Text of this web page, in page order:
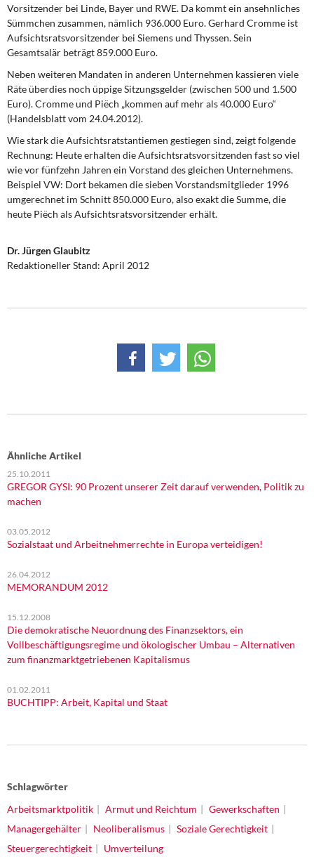
Institut Solidarische Moderne
Rosa-Luxemburg-Stiftung
Über mich
Kontakt
Vorsitzender bei Linde, Bayer und RWE. Da kommt ein ansehnliches
Sümmchen zusammen, nämlich 936.000 Euro. Gerhard Cromme ist
Aufsichtsratsvorsitzender bei Siemens und Thyssen. Sein
Gesamtsalär beträgt 859.000 Euro.
Neben weiteren Mandaten in anderen Unternehmen kassieren viele
Räte überdies noch üppige Sitzungsgelder (zwischen 500 und 1.500
Euro). Cromme und Piëch „kommen auf mehr als 40.000 Euro“
(Handelsblatt vom 24.04.2012).
Wie stark die Aufsichtsratstantiemen gestiegen sind, zeigt folgende
Rechnung: Heute erhalten die Aufsichtsratsvorsitzenden fast so viel
wie vor fünfzehn Jahren ein Vorstand des gleichen Unternehmens.
Beispiel VW: Dort bekamen die sieben Vorstandsmitglieder 1996
umgerechnet im Schnitt 850.000 Euro, also exakt die Summe, die
heute Piëch als Aufsichtsratsvorsitzender erhält.
Dr. Jürgen Glaubitz
Redaktioneller Stand: April 2012
Ähnliche Artikel
25.10.2011
GREGOR GYSI: 90 Prozent unserer Zeit darauf verwenden, Politik zu
machen
03.05.2012
Sozialstaat und Arbeitnehmerrechte in Europa verteidigen!
26.04.2012
MEMORANDUM 2012
15.12.2008
Die demokratische Neuordnung des Finanzsektors, ein
Vollbeschäftigungsregime und ökologischer Umbau – Alternativen
zum finanzmarktgetriebenen Kapitalismus
01.02.2011
BUCHTIPP: Arbeit, Kapital und Staat
Schlagwörter
Arbeitsmarktpolitik
Armut und Reichtum
Gewerkschaften
Managergehälter
Neoliberalismus
Soziale Gerechtigkeit
Steuergerechtigkeit
Umverteilung